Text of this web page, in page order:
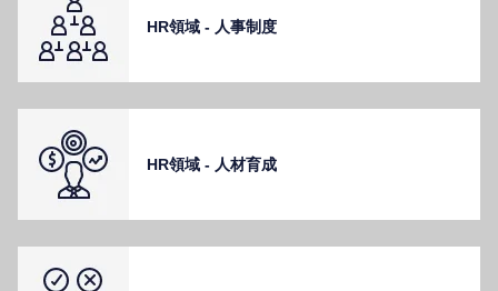
HR領域 - ⼈事制度
HR領域 - ⼈材育成